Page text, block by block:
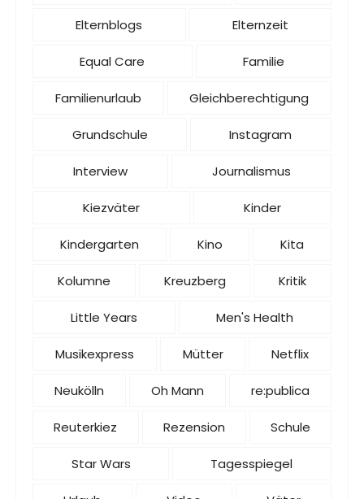
Elternblogs Elternzeit
Equal Care Familie
Familienurlaub Gleichberechtigung
Grundschule Instagram
Interview Journalismus
Kiezväter Kinder
Kindergarten Kino Kita
Kolumne Kreuzberg Kritik
Little Years Men's Health
Musikexpress Mütter Netflix
Neukölln Oh Mann re:publica
Reuterkiez Rezension Schule
Star Wars Tagesspiegel